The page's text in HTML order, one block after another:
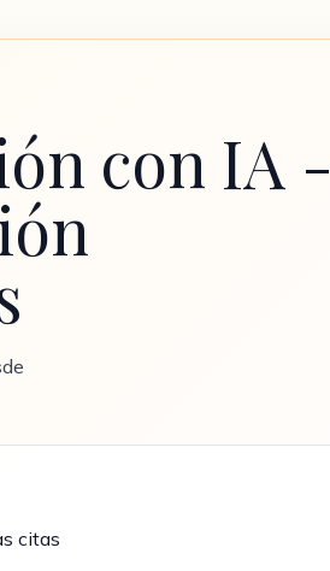
con IA -
citas